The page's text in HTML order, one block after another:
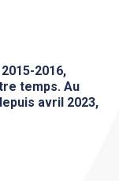
2016,
temps. Au
avril 2023,